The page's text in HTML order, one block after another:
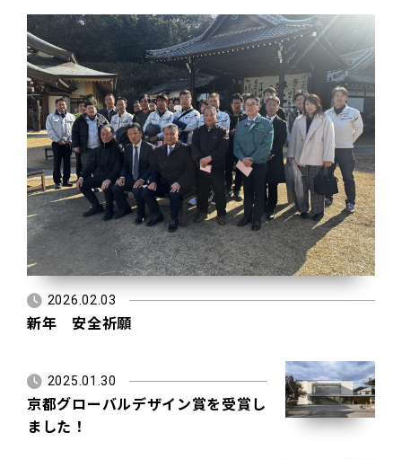
2026.02.03
新年 安全祈願
2025.01.30
京都グローバルデザイン賞を受賞し
ました！